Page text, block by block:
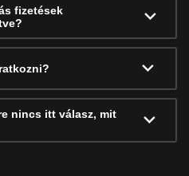
fizetések
nincs itt válasz, mit